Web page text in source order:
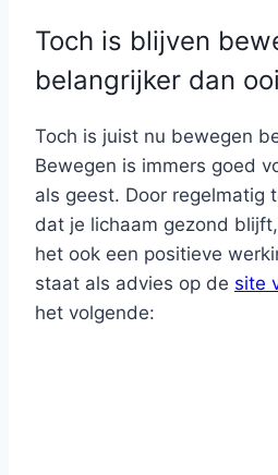
Toch is blijven
belangrijker dan
Toch is juist nu bewegen
Bewegen is immers goed
als geest. Door regelmatig
dat je lichaam gezond
het ook een positieve
staat als advies op de site
het volgende: